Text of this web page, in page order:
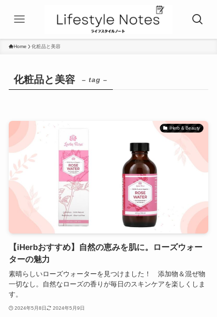
Home 化粧品と美容
化粧品と美容 – tag –
iHerb & Beauty
【iHerbおすすめ】自然の恵みを肌に。ローズウォー
ターの魅力
素晴らしいローズウォーターを見つけました！ 添加物＆混ぜ物
一切なし。自然なローズの香りが毎日のスキンケアを楽しくしま
す。
2024年5月8日 2024年5月9日